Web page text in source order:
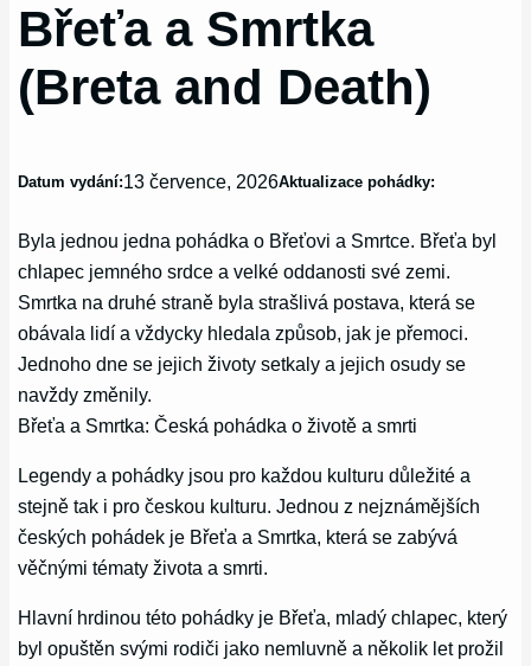
Břeťa a Smrtka
(Breta and Death)
Datum vydání:13 července, 2026Aktualizace pohádky:
Byla jednou jedna pohádka o Břeťovi a Smrtce. Břeťa byl
chlapec jemného srdce a velké oddanosti své zemi.
Smrtka na druhé straně byla strašlivá postava, která se
obávala lidí a vždycky hledala způsob, jak je přemoci.
Jednoho dne se jejich životy setkaly a jejich osudy se
navždy změnily.
Břeťa a Smrtka: Česká pohádka o životě a smrti
Legendy a pohádky jsou pro každou kulturu důležité a
stejně tak i pro českou kulturu. Jednou z nejznámějších
českých pohádek je Břeťa a Smrtka, která se zabývá
věčnými tématy života a smrti.
Hlavní hrdinou této pohádky je Břeťa, mladý chlapec, který
byl opuštěn svými rodiči jako nemluvně a několik let prožil